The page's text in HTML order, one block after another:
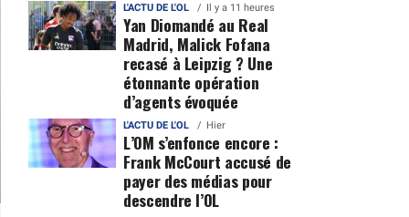
L'ACTU DE L'OL Il y a 11 heures
Yan Diomandé au Real
Madrid, Malick Fofana
recasé à Leipzig ? Une
étonnante opération
d’agents évoquée
L'ACTU DE L'OL Hier
L’OM s’enfonce encore :
Frank McCourt accusé de
payer des médias pour
descendre l’OL